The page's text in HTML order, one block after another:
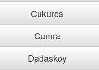
Cukurca
Cumra
Dadaskoy